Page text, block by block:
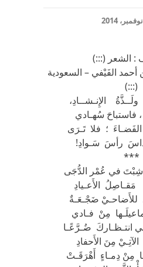
: الشعر (:::)
أحمد الفَيْفي – السعودية
(:::)
الإِنـشــادِ،
فاستباحَ سُهـادي
الفَضـاءَ ؛ فلا تَـرَى
داسَ رأسَ سَـوادِ!
***
شِبْتَ في عُمْر الدُّجَى
الأَعـيادِ
للأَضاحـيْ ضَجْـعَـةٌ
مِنْ فـادي
انتـظـاركَ ضُـرَّعًـا
مِنَ الأَحفادِ
مِنْ دِمـاءٍ أَهْرَقَـتْ